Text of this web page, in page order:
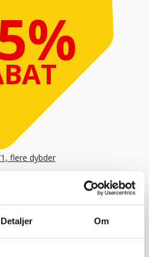
Detaljer Om
1, flere dybder
kr. Vælg variant